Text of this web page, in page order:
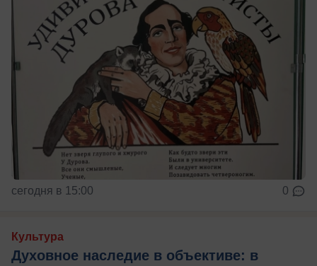
сегодня в 15:00 0
Культура
Духовное наследие в объективе: в